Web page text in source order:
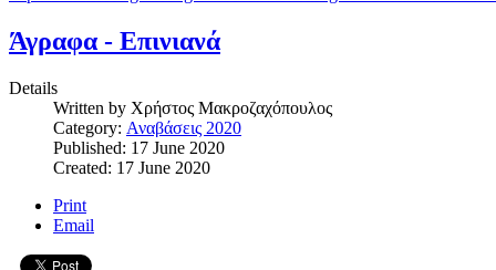
Άγραφα - Επινιανά
Details
Written by Χρήστος Μακροζαχόπουλος
Category: Αναβάσεις 2020
Published: 17 June 2020
Created: 17 June 2020
Print
Email